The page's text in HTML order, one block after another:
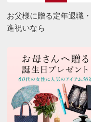
お父様に贈る定年退職
進祝いなら